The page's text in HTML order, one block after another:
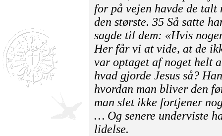
for på vejen havde de talt
den største. 35 Så satte
sagde til dem: «Hvis
Her får vi at vide, at de
var optaget af noget helt
hvad gjorde Jesus så?
hvordan man bliver den
man slet ikke fortjener
… Og senere underviste
lidelse.